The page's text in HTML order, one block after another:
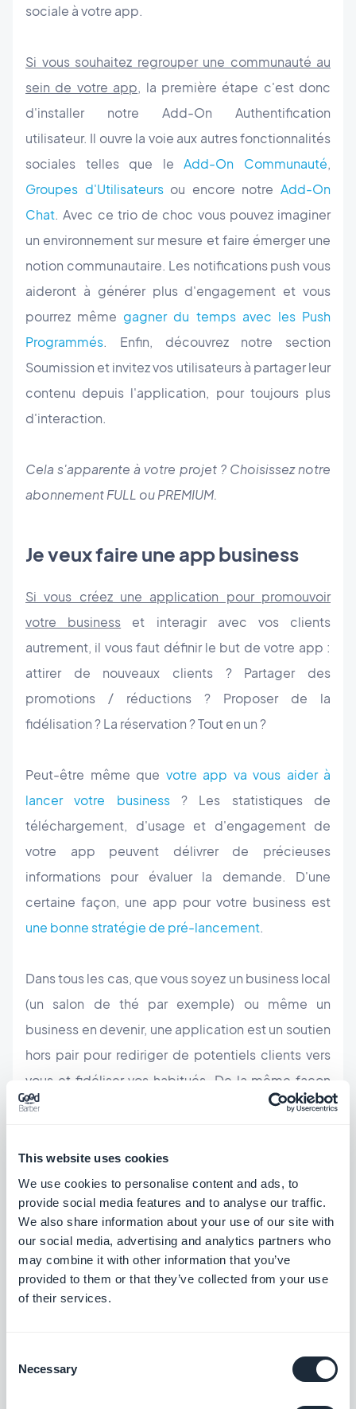
This website uses cookies
We use cookies to personalise content and ads, to
provide social media features and to analyse our traffic.
We also share information about your use of our site with
our social media, advertising and analytics partners who
may combine it with other information that you’ve
provided to them or that they’ve collected from your use
of their services.
Selection
Necessary
sociale à votre app.
Si vous souhaitez regrouper une communauté au
sein de votre app, la première étape c'est donc
d'installer notre Add-On Authentification
utilisateur. Il ouvre la voie aux autres fonctionnalités
sociales telles que leAdd-On Communauté,
Groupes d'Utilisateursou encore notreAdd-On
Chat. Avec ce trio de choc vous pouvez imaginer
un environnement sur mesure et faire émerger une
notion communautaire. Les notifications push vous
aideront à générer plus d'engagement et vous
pourrez même gagner du temps avec les Push
Programmés. Enfin, découvrez notre section
Soumission et invitez vos utilisateurs à partager leur
contenu depuis l'application, pour toujours plus
d'interaction.
Cela s'apparente à votre projet ? Choisissez notre
abonnement FULL ou PREMIUM.
Je veux faire une app business
Si vous créez une application pour promouvoir
votre business et interagir avec vos clients
autrement, il vous faut définir le but de votre app :
attirer de nouveaux clients ? Partager des
promotions / réductions ? Proposer de la
fidélisation ? La réservation ? Tout en un ?
Peut-être même que votre app va vous aider à
lancer votre business? Les statistiques de
téléchargement, d'usage et d'engagement de
votre app peuvent délivrer de précieuses
informations pour évaluer la demande. D'une
certaine façon, une app pour votre business est
une bonne stratégie de pré-lancement.
Dans tous les cas, que vous soyez un business local
(un salon de thé par exemple) ou même un
business en devenir, une application est un soutien
hors pair pour rediriger de potentiels clients vers
vous et fidéliser vos habitués. De la même façon
qu'une stratégie réseaux sociaux est
mobile devrait être un impératif. En particulier
avec le développement d'outils performants tels
que lesBeacons et le Geofencingqui ciblent
toujours mieux les notifications afin de solliciter les
clients au bon moment !